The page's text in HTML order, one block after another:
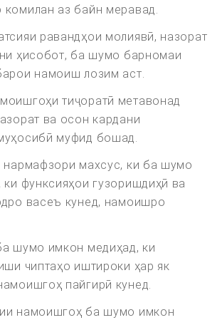
аз байн меравад.
равандҳои молиявӣ, назорат
ҳисобот, ба шумо барномаи
намоиш лозим аст.
тиҷоратӣ метавонад
ва осон кардани
муфид бошад.
нармафзори махсус, ки ба шумо
функсияҳои гузоришдиҳӣ ва
васеъ кунед, намоишро
шумо имкон медиҳад, ки
чиптаҳо иштироки ҳар як
пайгирӣ кунед.
намоишгоҳ ба шумо имкон